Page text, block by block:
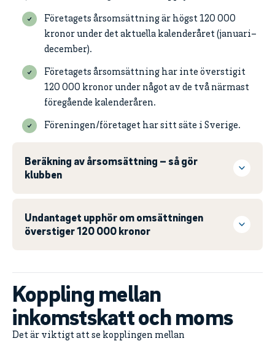
Företagets årsomsättning är högst 120 000
kronor under det aktuella kalenderåret (januari–
december).
Företagets årsomsättning har inte överstigit
120 000 kronor under något av de två närmast
föregående kalenderåren.
Föreningen/företaget har sitt säte i Sverige.
Beräkning av årsomsättning – så gör
klubben
Undantaget upphör om omsättningen
överstiger 120 000 kronor
Koppling mellan
inkomstskatt och moms
Det är viktigt att se kopplingen mellan